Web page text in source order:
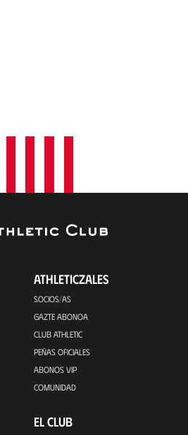
ATHLETICZALES
SOCIOS/AS
GAZTE ABONOA
CLUB ATHLETIC
PEÑAS OFICIALES
ABONOS VIP
COMUNIDAD
EL CLUB